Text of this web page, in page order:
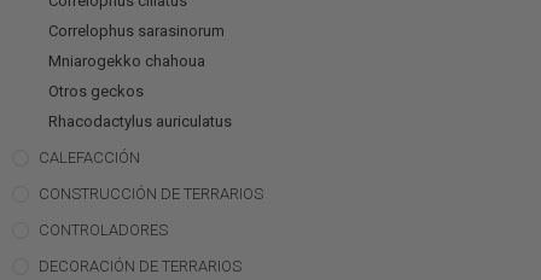
Correlophus sarasinorum
Mniarogekko chahoua
Otros geckos
Rhacodactylus auriculatus
CALEFACCIÓN
CONSTRUCCIÓN DE TERRARIOS
CONTROLADORES
DECORACIÓN DE TERRARIOS